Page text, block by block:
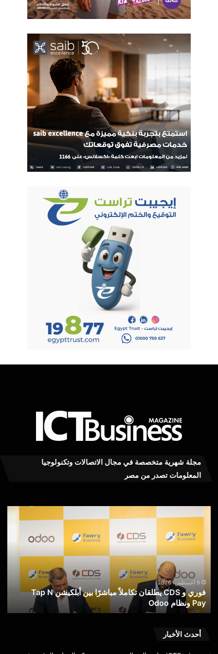
مجلة شهرية متخصصة في مجال الاتصالات وتكنولوجيا
المعلومات تصدر من مصر
فوري و CDS يطلقان تكاملاً مباشرًا بين أبلكيشن Tap N
النسخة
من
الاصطناعي
المسؤول
تحت
رعاية
وزارة
إطلاق النسخة الثانية من
تحت رعاية وزارة الاتصالات
أحدث الأخبار